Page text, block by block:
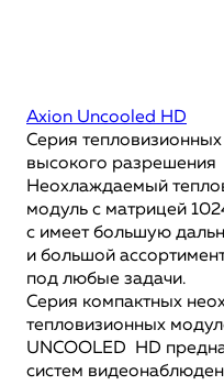
Axion Uncooled HD
Серия
высокого разрешения
Неохлаждаемый
модуль с матрицей
с имеет большую
и большой
под любые задачи.
Серия компактных
тепловизионных
UNCOOLED HD
систем